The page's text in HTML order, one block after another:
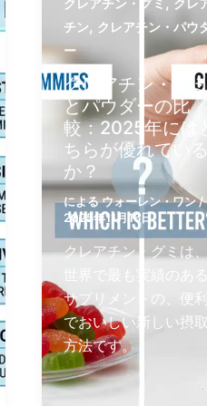
クレアチン・グミ
クレ
チン, クレアチン・パウ
ー
クレアチン・グ
とパウダーの比
較：2025年には
ちらが優れている
か？
によるウォーレン・ワン/
2025年11月16日
クレアチン・グミは、
世界で最も実績のある
サプリメントの、便利
でおいしい新しい摂取
方法です。